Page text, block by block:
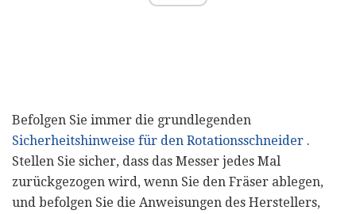
Befolgen Sie immer die grundlegenden
Sicherheitshinweise für den Rotationsschneider .
Stellen Sie sicher, dass das Messer jedes Mal
zurückgezogen wird, wenn Sie den Fräser ablegen,
und befolgen Sie die Anweisungen des Herstellers,